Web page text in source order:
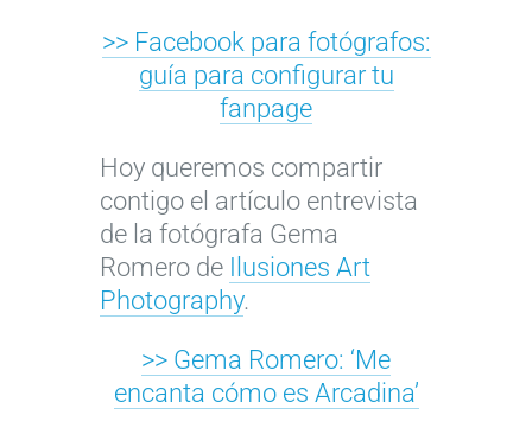
>> Facebook para fotógrafos:
guía para configurar tu
fanpage
Hoy queremos compartir
contigo el artículo entrevista
de la fotógrafa Gema
Romero de
Ilusiones Art
Photography.
>> Gema Romero: ‘Me
encanta cómo es Arcadina’